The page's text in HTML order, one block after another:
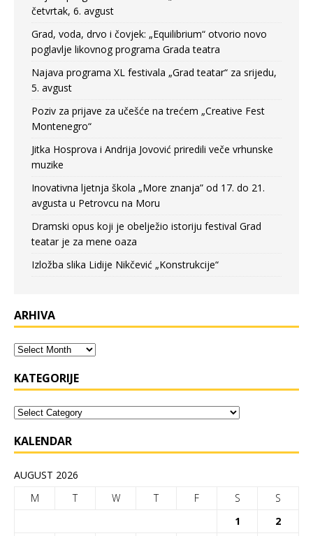
četvrtak, 6. avgust
Grad, voda, drvo i čovjek: „Equilibrium“ otvorio novo
poglavlje likovnog programa Grada teatra
Najava programa XL festivala „Grad teatar“ za srijedu,
5. avgust
Poziv za prijave za učešće na trećem „Creative Fest
Montenegro“
Jitka Hosprova i Andrija Jovović priredili veče vrhunske
muzike
Inovativna ljetnja škola „More znanja” od 17. do 21.
avgusta u Petrovcu na Moru
Dramski opus koji je obelježio istoriju festival Grad
teatar je za mene oaza
Izložba slika Lidije Nikčević „Konstrukcije“
ARHIVA
KATEGORIJE
KALENDAR
AUGUST 2026
M
T W T F S
S
1
2